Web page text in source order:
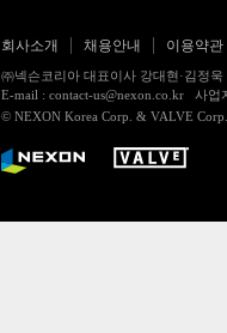
회사소개 채용안내 이용약관
㈜넥슨코리아 대표이사 강대현·김정
E-mail : contact-us@nexon.co.kr 사
© NEXON Korea Corp. & VALVE Corp.